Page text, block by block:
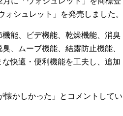
シュレット」を発売しました。
能、ビデ機能、乾燥機能、消臭
、ムーブ機能、結露防止機能、
快適・便利機能を工夫し、追加
懐かしかった」とコメントしてい